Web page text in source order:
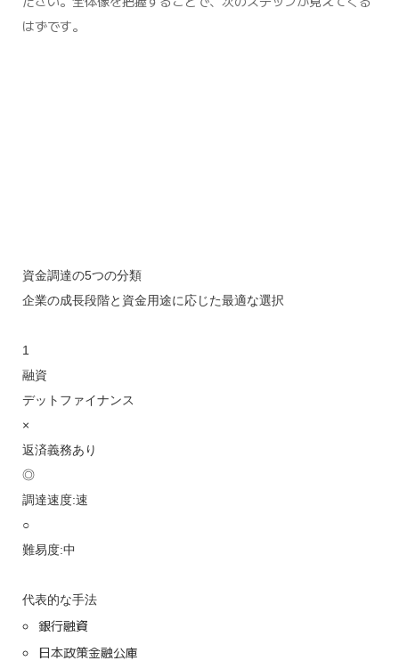
はずです。
資金調達の5つの分類
企業の成長段階と資金用途に応じた最適な選択
1
融資
デットファイナンス
×
返済義務あり
◎
調達速度:速
○
難易度:中
代表的な手法
銀行融資
日本政策金融公庫